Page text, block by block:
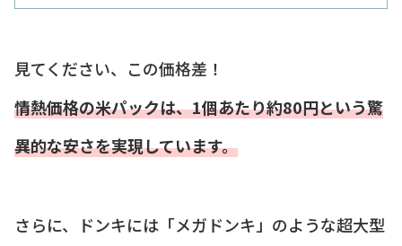
見てください、この価格差！
情熱価格の米パックは、1個あたり約80円という驚
異的な安さを実現しています。
さらに、ドンキには「メガドンキ」のような超大型